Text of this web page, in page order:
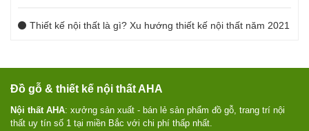
Thiết kế nội thất là gì? Xu hướng thiết kế nội thất năm 2021
Đồ gỗ & thiết kế nội thất AHA
Nội thất AHA: xưởng sản xuất - bán lẻ sản phẩm đồ gỗ, trang trí nội
thất uy tín số 1 tại miền Bắc với chi phí thấp nhất.